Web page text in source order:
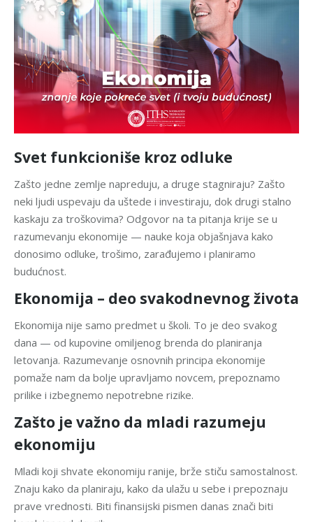
Svet funkcioniše kroz odluke
Zašto jedne zemlje napreduju, a druge stagniraju? Zašto
neki ljudi uspevaju da uštede i investiraju, dok drugi stalno
kaskaju za troškovima? Odgovor na ta pitanja krije se u
razumevanju ekonomije — nauke koja objašnjava kako
donosimo odluke, trošimo, zarađujemo i planiramo
budućnost.
Ekonomija – deo svakodnevnog života
Ekonomija nije samo predmet u školi. To je deo svakog
dana — od kupovine omiljenog brenda do planiranja
letovanja. Razumevanje osnovnih principa ekonomije
pomaže nam da bolje upravljamo novcem, prepoznamo
prilike i izbegnemo nepotrebne rizike.
Zašto je važno da mladi razumeju
ekonomiju
Mladi koji shvate ekonomiju ranije, brže stiču samostalnost.
Znaju kako da planiraju, kako da ulažu u sebe i prepoznaju
prave vrednosti. Biti finansijski pismen danas znači biti